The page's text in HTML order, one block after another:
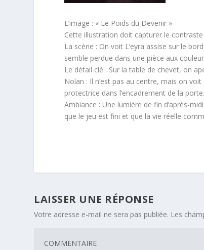
L’image : « Le Poids du Devenir »
Cette illustration doit capturer le
La scène : On voit L’eyra assise sur le
semble perdue dans une pièce aux
Le détail clé : Sur la table de chevet, on
Nolan : Il n’est pas au centre, mais on
protectrice dans l’encadrement de la
Ambiance : Une lumière de fin d’après-
que le jeu est fini et que la vie réelle
LAISSER UNE RÉPONSE
Votre adresse e-mail ne sera pas publiée. Les